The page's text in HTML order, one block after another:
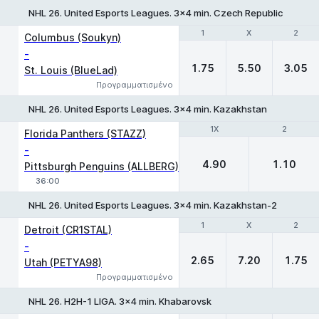
NHL 26. United Esports Leagues. 3x4 min. Czech Republic
1 X 2
Columbus (Soukyn)
-
St. Louis (BlueLad)
Προγραμματισμένο
1 X 2
1.75 5.50 3.05
NHL 26. United Esports Leagues. 3x4 min. Kazakhstan
1X 2
Florida Panthers (STAZZ)
-
Pittsburgh Penguins (ALLBERG)
36:00
1X 2
4.90 1.10
NHL 26. United Esports Leagues. 3x4 min. Kazakhstan-2
1 X 2
Detroit (CR1STAL)
-
Utah (PETYA98)
Προγραμματισμένο
1 X 2
2.65 7.20 1.75
NHL 26. H2H-1 LIGA. 3x4 min. Khabarovsk